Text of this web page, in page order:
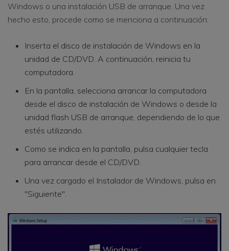
Windows o una instalación USB de arranque. Una vez
hecho esto, procede como se menciona a continuación:
Inserta el disco de instalación de Windows en la
unidad de CD/DVD. A continuación, reinicia tu
computadora.
En la pantalla, selecciona arrancar la computadora
desde el disco de instalación de Windows o desde la
unidad flash USB de arranque, dependiendo de lo que
estés utilizando.
Como se indica en la pantalla, pulsa cualquier tecla
para arrancar desde el CD/DVD.
Una vez cargado el Instalador de Windows, pulsa en
"Siguiente".